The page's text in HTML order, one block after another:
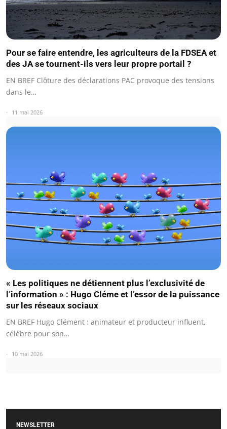
Pour se faire entendre, les agriculteurs de la FDSEA et
des JA se tournent-ils vers leur propre portail ?
EN BREF Clôture des déclarations PAC provoque des tensions
dans le…
11 mai 2026
« Les politiques ne détiennent plus l’exclusivité de
l’information » : Hugo Cléme et l’essor de la puissance
sur les réseaux sociaux
EN BREF Hugo Clément : animateur et producteur influent,
célèbre pour son…
10 mai 2026
NEWSLETTER